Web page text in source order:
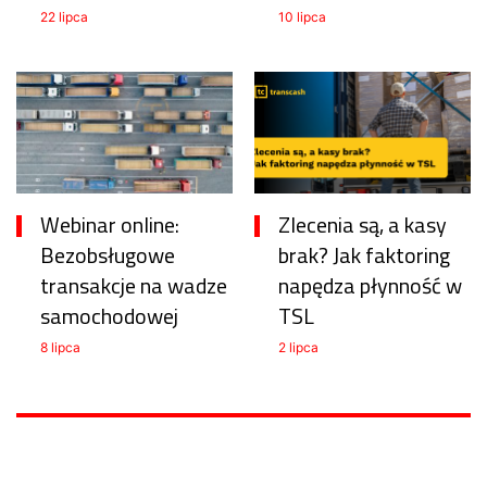
22 lipca 10 lipca
Webinar online:
Bezobsługowe
transakcje na wadze
samochodowej
8 lipca
Zlecenia są, a kasy
brak? Jak faktoring
napędza płynność w
TSL
2 lipca